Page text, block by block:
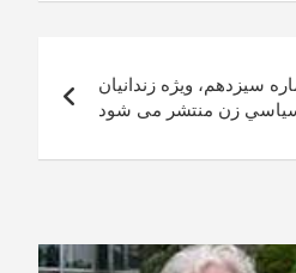
سیزدهم، ويژه زندانيان
زن منتشر می شود